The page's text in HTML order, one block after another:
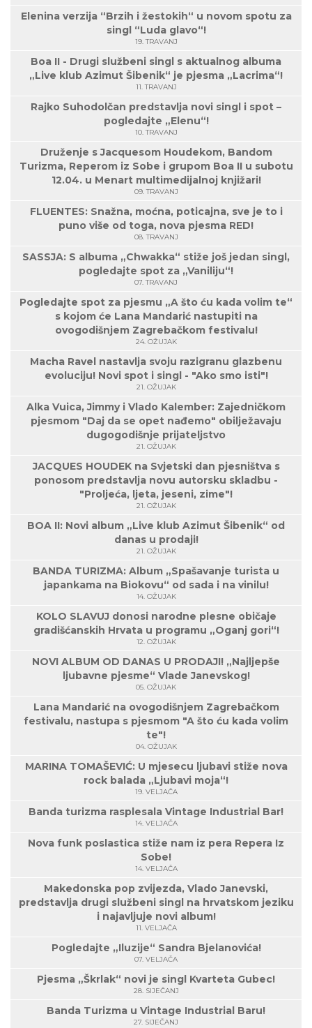
Elenina verzija “Brzih i žestokih“ u novom spotu za
singl “Luda glavo“!
19. TRAVANJ
Boa II - Drugi službeni singl s aktualnog albuma
„Live klub Azimut Šibenik“ je pjesma „Lacrima“!
11. TRAVANJ
Rajko Suhodolčan predstavlja novi singl i spot –
pogledajte „Elenu“!
10. TRAVANJ
Druženje s Jacquesom Houdekom, Bandom
Turizma, Reperom iz Sobe i grupom Boa II u subotu
12.04. u Menart multimedijalnoj knjižari!
09. TRAVANJ
FLUENTES: Snažna, moćna, poticajna, sve je to i
puno više od toga, nova pjesma RED!
08. TRAVANJ
SASSJA: S albuma „Chwakka“ stiže još jedan singl,
pogledajte spot za „Vaniliju“!
07. TRAVANJ
Pogledajte spot za pjesmu „A što ću kada volim te“
s kojom će Lana Mandarić nastupiti na
ovogodišnjem Zagrebačkom festivalu!
24. OŽUJAK
Macha Ravel nastavlja svoju razigranu glazbenu
evoluciju! Novi spot i singl - "Ako smo isti"!
21. OŽUJAK
Alka Vuica, Jimmy i Vlado Kalember: Zajedničkom
pjesmom "Daj da se opet nađemo" obilježavaju
dugogodišnje prijateljstvo
21. OŽUJAK
JACQUES HOUDEK na Svjetski dan pjesništva s
ponosom predstavlja novu autorsku skladbu -
"Proljeća, ljeta, jeseni, zime"!
21. OŽUJAK
BOA II: Novi album „Live klub Azimut Šibenik“ od
danas u prodaji!
21. OŽUJAK
BANDA TURIZMA: Album „Spašavanje turista u
japankama na Biokovu“ od sada i na vinilu!
14. OŽUJAK
KOLO SLAVUJ donosi narodne plesne običaje
gradišćanskih Hrvata u programu „Oganj gori“!
12. OŽUJAK
NOVI ALBUM OD DANAS U PRODAJI! „Najljepše
ljubavne pjesme“ Vlade Janevskog!
05. OŽUJAK
Lana Mandarić na ovogodišnjem Zagrebačkom
festivalu, nastupa s pjesmom "A što ću kada volim
te"!
04. OŽUJAK
MARINA TOMAŠEVIĆ: U mjesecu ljubavi stiže nova
rock balada „Ljubavi moja“!
19. VELJAČA
Banda turizma rasplesala Vintage Industrial Bar!
14. VELJAČA
Nova funk poslastica stiže nam iz pera Repera Iz
Sobe!
14. VELJAČA
Makedonska pop zvijezda, Vlado Janevski,
predstavlja drugi službeni singl na hrvatskom jeziku
i najavljuje novi album!
11. VELJAČA
Pogledajte „Iluzije“ Sandra Bjelanovića!
07. VELJAČA
Pjesma „Škrlak“ novi je singl Kvarteta Gubec!
28. SIJEČANJ
Banda Turizma u Vintage Industrial Baru!
27. SIJEČANJ